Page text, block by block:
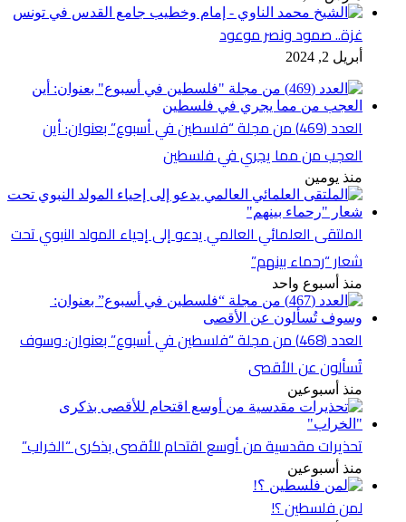
غزة.. صمود ونصر موعود
أبريل 2, 2024
العدد (469) من مجلة “فلسطين في أسبوع” بعنوان: أين
العجب من مما يجري في فلسطين
منذ يومين
الملتقى العلمائي العالمي يدعو إلى إحياء المولد النبوي تحت
شعار “رحماء بينهم”
منذ أسبوع واحد
العدد (468) من مجلة “فلسطين في أسبوع” بعنوان: وسوف
تُسألون عن الأقصى
منذ أسبوعين
تحذيرات مقدسية من أوسع اقتحام للأقصى بذكرى “الخراب”
منذ أسبوعين
لمن فلسطين ؟!